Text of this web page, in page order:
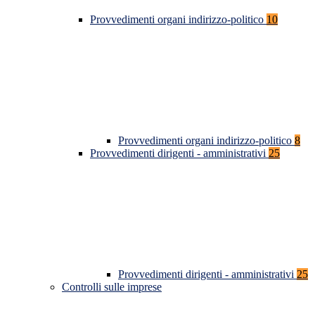
Provvedimenti organi indirizzo-politico 10
Provvedimenti organi indirizzo-politico 8
Provvedimenti dirigenti - amministrativi 25
Provvedimenti dirigenti - amministrativi 25
Controlli sulle imprese